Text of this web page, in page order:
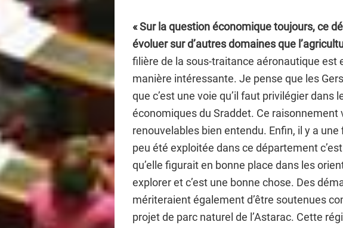
« Sur la question économique toujours, ce
évoluer sur d’autres domaines que
filière de la sous-traitance aéronautique est
manière intéressante. Je pense que les
que c’est une voie qu’il faut privilégier dans
économiques du Sraddet. Ce raisonnement
renouvelables bien entendu. Enfin, il y a une
peu été exploitée dans ce département
qu’elle figurait en bonne place dans les
explorer et c’est une bonne chose. Des
mériteraient également d’être soutenues
projet de parc naturel de l’Astarac. Cette